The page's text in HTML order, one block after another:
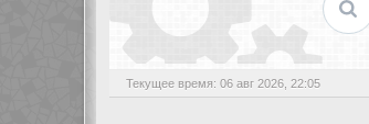
Текущее время: 06 авг 2026, 22:05